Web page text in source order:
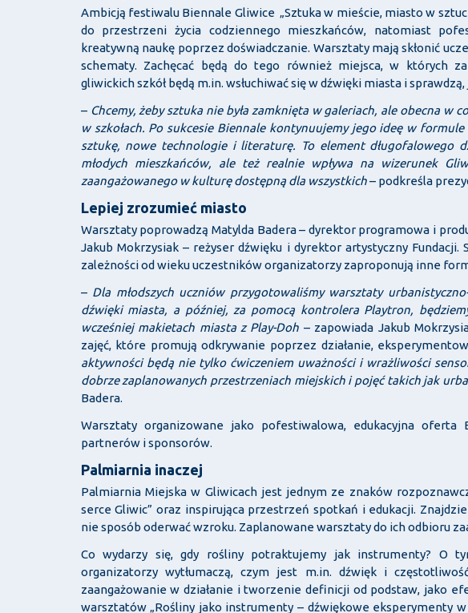
Ambicją festiwalu Biennale Gliwice „Sztuka w mieście, miasto w
do przestrzeni życia codziennego mieszkańców, natomiast
kreatywną naukę poprzez doświadczanie. Warsztaty mają skłonić
schematy. Zachęcać będą do tego również miejsca, w których
gliwickich szkół będą m.in. wsłuchiwać się w dźwięki miasta i
– Chcemy, żeby sztuka nie była zamknięta w galeriach, ale obecna w
w szkołach. Po sukcesie Biennale kontynuujemy jego ideę w
sztukę, nowe technologie i literaturę. To element długofalowego
młodych mieszkańców, ale też realnie wpływa na wizerunek
zaangażowanego w kulturę dostępną dla wszystkich– podkreśla
Lepiej zrozumieć miasto
Warsztaty poprowadzą Matylda Badera – dyrektor programowa i
Jakub Mokrzysiak – reżyser dźwięku i dyrektor artystyczny
zależności od wieku uczestników organizatorzy zaproponują inne
– Dla młodszych uczniów przygotowaliśmy warsztaty
dźwięki miasta, a później, za pomocą kontrolera Playtron,
wcześniej makietach miasta z Play-Doh – zapowiada Jakub
zajęć, które promują odkrywanie poprzez działanie,
aktywności będą nie tylko ćwiczeniem uważności i wrażliwości
dobrze zaplanowanych przestrzeniach miejskich i pojęć takich jak
Badera.
Warsztaty organizowane jako pofestiwalowa, edukacyjna
partnerów i sponsorów.
Palmiarnia inaczej
Palmiarnia Miejska w Gliwicach jest jednym ze znaków
serce Gliwic” oraz inspirująca przestrzeń spotkań i edukacji.
nie sposób oderwać wzroku. Zaplanowane warsztaty do ich odbioru
Co wydarzy się, gdy rośliny potraktujemy jak instrumenty? O
organizatorzy wytłumaczą, czym jest m.in. dźwięk i
zaangażowanie w działanie i tworzenie definicji od podstaw, jako
warsztatów „Rośliny jako instrumenty – dźwiękowe eksperymenty